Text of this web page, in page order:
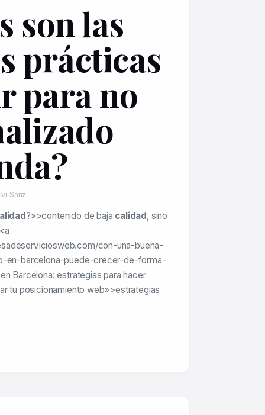
son las
prácticas
para no
Sanz
?»>contenido de baja calidad, sino
con-una-buena-
en-barcelona-puede-crecer-de-forma-
Barcelona: estrategias para hacer
tu posicionamiento web»>estrategias